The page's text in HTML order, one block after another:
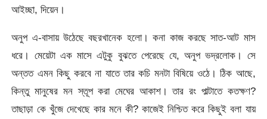
আইচ্ছা, দিয়েন।
অনুপ এ-বাসায় উঠেছে বছরখানেক হলো। কনা কাজ করছে সাত-আট মাস
ধরে। মেয়েটা এক মাসে এটুকু বুঝতে পেরেছে যে, অনুপ ভদ্রলোক। সে
অন্তত এমন কিছু করবে না যাতে তার কচি মনটা বিষিয়ে ওঠে। ঠিক আছে,
কিন্তু মানুষের মন স্তূপ করা মেঘের আকাশ। তার রং পাল্টাতে কতক্ষণ?
তাছাড়া কে খুঁজে দেখেছে কার মনে কী? কাজেই নিশ্চিত করে কিছুই বলা যায়